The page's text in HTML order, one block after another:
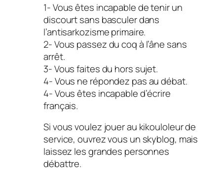
1- Vous êtes incapable de tenir un
discourt sans basculer dans
l’antisarkozisme primaire.
2- Vous passez du coq à l’âne sans
arrêt.
3- Vous faites du hors sujet.
4- Vous ne répondez pas au débat.
4- Vous êtes incapable d’écrire
français.
Si vous voulez jouer au kikouloleur de
service, ouvrez vous un skyblog, mais
laissez les grandes personnes
débattre.